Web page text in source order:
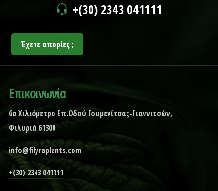
+(30) 2343 041111
Έχετε απορίες ;
Επικοινωνία
6ο Χιλιόμετρο Επ.Οδού Γουμενίτσας-Γιαννιτσών,
Φιλυριά 61300
info@filyraplants.com
+(30) 2343 041111